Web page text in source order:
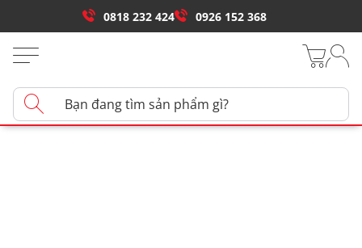
0818 232 424 0926 152 368